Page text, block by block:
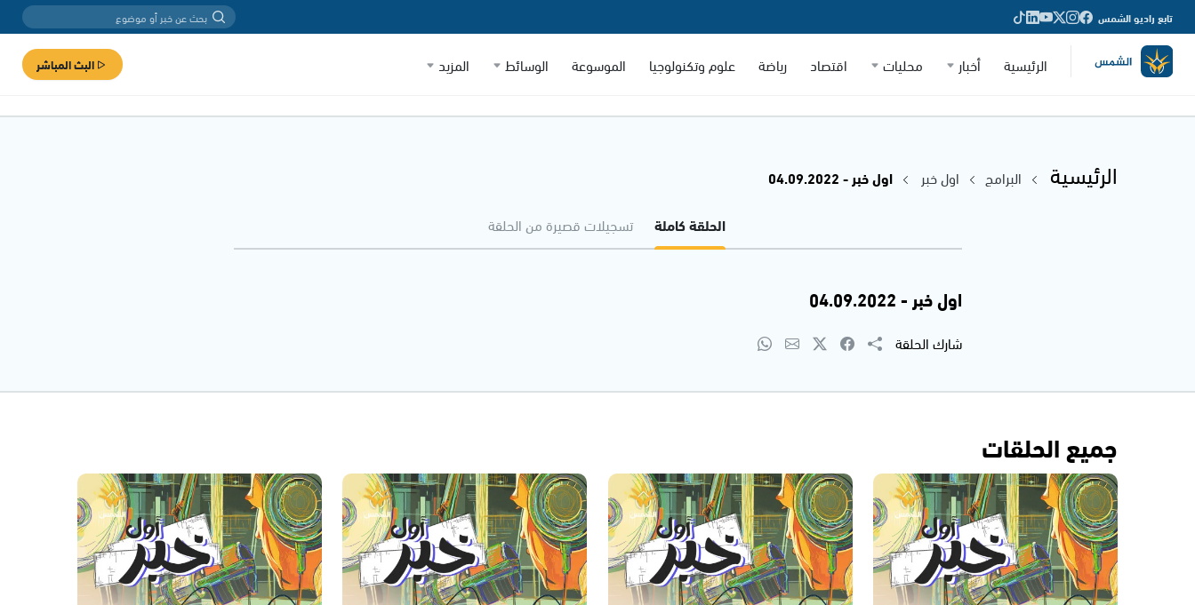
تابع راديو الشمس
الرئيسية أخبار محليات اقتصاد رياضة علوم وتكنولوجيا الموسوعة الوسائط المزيد البث المباشر
الرئيسية البرامج اول خبر
اول خبر - 04.09.2022
الحلقة كاملة
تسجيلات قصيرة من الحلقة
اول خبر - 04.09.2022
شارك الحلقة
جميع الحلقات